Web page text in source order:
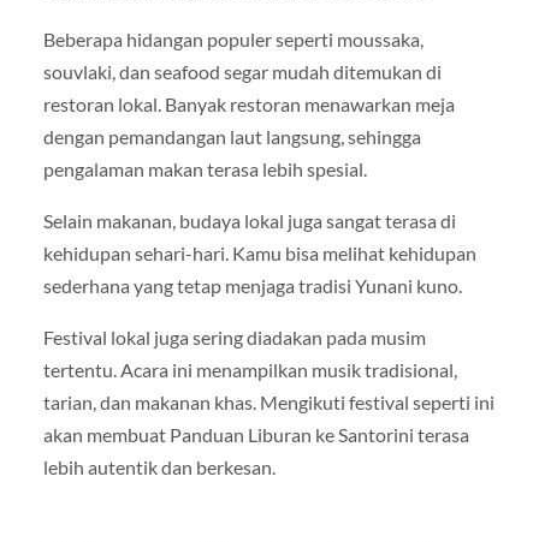
Beberapa hidangan populer seperti moussaka,
souvlaki, dan seafood segar mudah ditemukan di
restoran lokal. Banyak restoran menawarkan meja
dengan pemandangan laut langsung, sehingga
pengalaman makan terasa lebih spesial.
Selain makanan, budaya lokal juga sangat terasa di
kehidupan sehari-hari. Kamu bisa melihat kehidupan
sederhana yang tetap menjaga tradisi Yunani kuno.
Festival lokal juga sering diadakan pada musim
tertentu. Acara ini menampilkan musik tradisional,
tarian, dan makanan khas. Mengikuti festival seperti ini
akan membuat Panduan Liburan ke Santorini terasa
lebih autentik dan berkesan.